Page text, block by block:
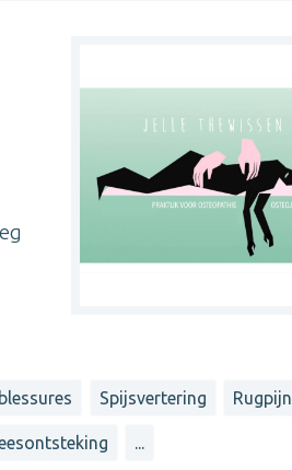
Spijsvertering Rugpijn
...